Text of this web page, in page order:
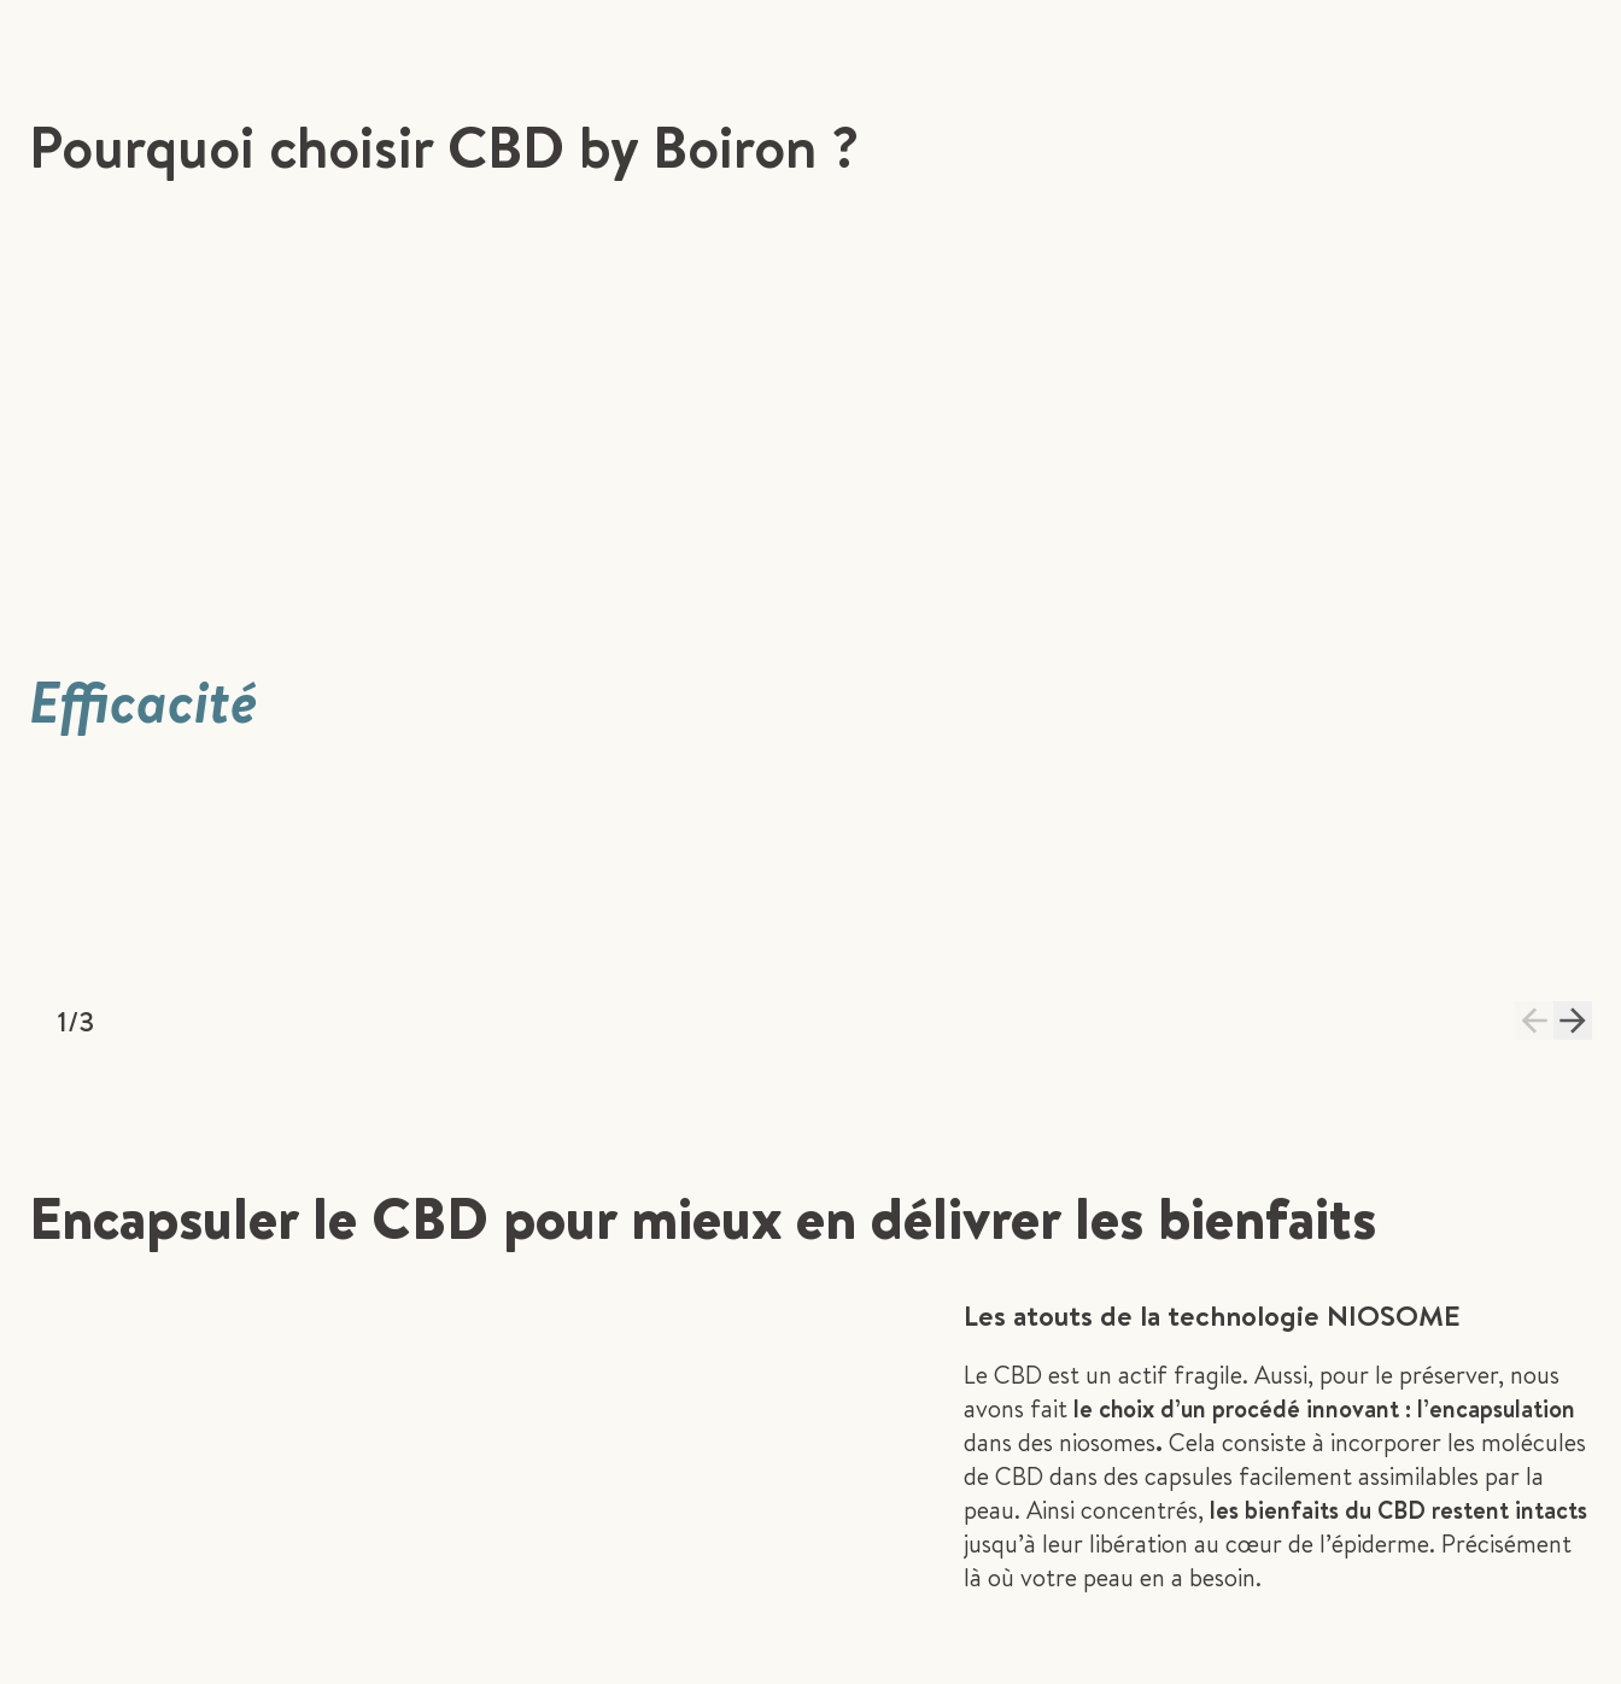
Pourquoi choisir CBD by Boiron ?
Efficacité
1/3
Encapsuler le CBD pour mieux en délivrer les bienfaits
Les atouts de la technologie NIOSOME
Le CBD est un actif fragile. Aussi, pour le préserver, nous
avons fait le choix d’un procédé innovant : l’encapsulation
dans des niosomes. Cela consiste à incorporer les molécules
de CBD dans des capsules facilement assimilables par la
peau. Ainsi concentrés, les bienfaits du CBD restent intacts
jusqu’à leur libération au cœur de l’épiderme. Précisément
là où votre peau en a besoin.